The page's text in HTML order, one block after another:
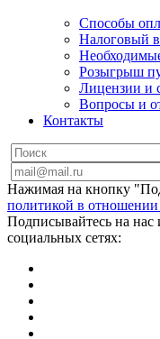
Способы
Налоговый
Розыгрыш
Лицензии и
Вопросы и
Контакты
Нажимая на кнопку
политикой в
Подписывайтесь на нас
социальных сетях: